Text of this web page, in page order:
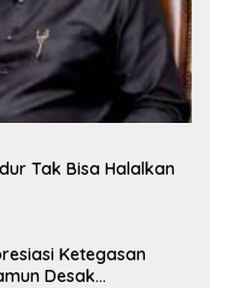
Tak Bisa Halalkan
Ketegasan
Desak